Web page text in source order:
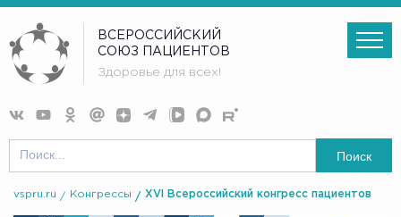
ВСЕРОССИЙСКИЙ
СОЮЗ ПАЦИЕНТОВ
Здоровье для всех!
Поиск
vspru.ru Конгрессы XVI Всероссийский конгресс пациентов